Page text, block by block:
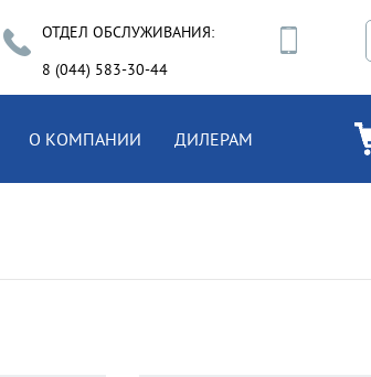
ОТДЕЛ ОБСЛУЖИВАНИЯ:
8 (044) 583-30-44
О КОМПАНИИ ДИЛЕРАМ